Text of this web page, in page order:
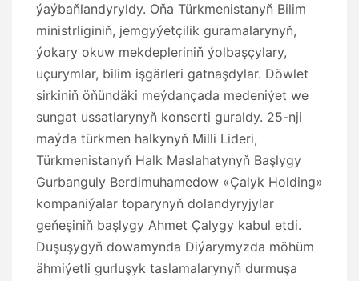
ýaýbaňlandyryldy. Oňa Türkmenistanyň Bilim
ministrliginiň, jemgyýetçilik guramalarynyň,
ýokary okuw mekdepleriniň ýolbaşçylary,
uçurymlar, bilim işgärleri gatnaşdylar. Döwlet
sirkiniň öňündäki meýdançada medeniýet we
sungat ussatlarynyň konserti guraldy. 25-nji
maýda türkmen halkynyň Milli Lideri,
Türkmenistanyň Halk Maslahatynyň Başlygy
Gurbanguly Berdimuhamedow «Çalyk Holding»
kompaniýalar toparynyň dolandyryjylar
geňeşiniň başlygy Ahmet Çalygy kabul etdi.
Duşuşygyň dowamynda Diýarymyzda möhüm
ähmiýetli gurluşyk taslamalarynyň durmuşa